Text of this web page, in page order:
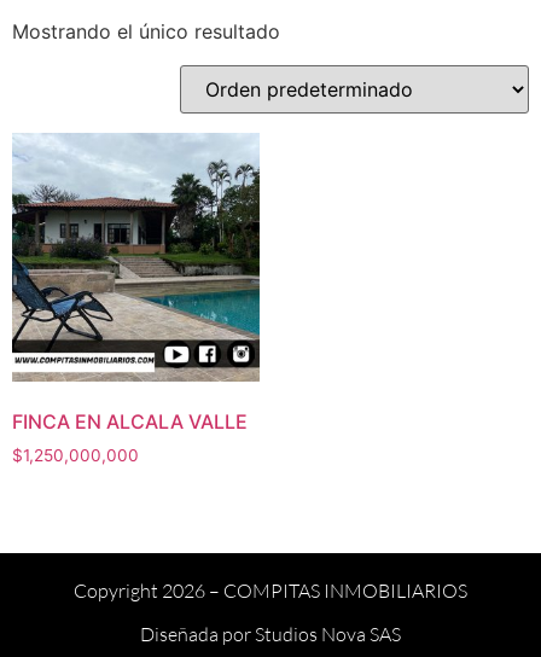
Mostrando el único resultado
FINCA EN ALCALA VALLE
$1,250,000,000
Copyright 2026 – COMPITAS INMOBILIARIOS
Diseñada porStudios Nova SAS